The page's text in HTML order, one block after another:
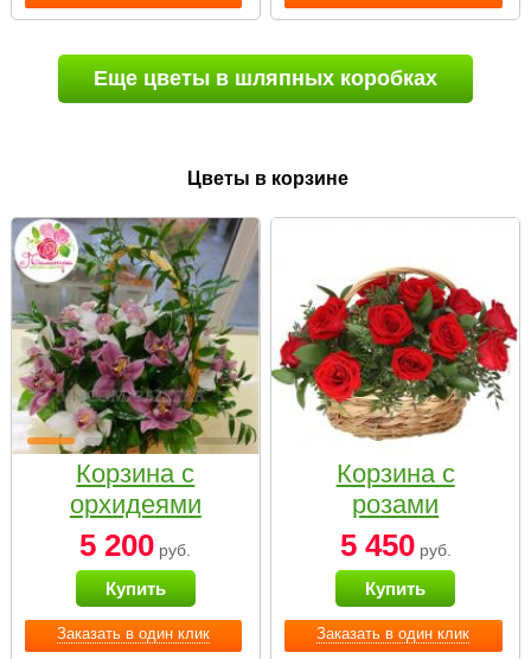
Еще цветы в шляпных коробках
Цветы в корзине
Заказать в один клик
Корзина с
орхидеями
малая
5 200 руб.
Купить
Заказать в один клик
Корзина с
розами
«Красный
Париж»
5 450руб.
Купить